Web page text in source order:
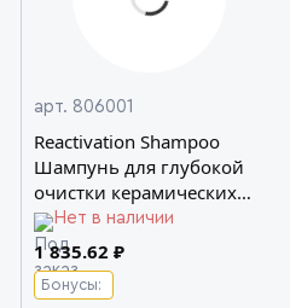
арт. 806001
Reactivation Shampoo
Шампунь для глубокой
очистки керамических
защитных покрытий
Koch Chemie
Нет в наличии
1 835.62 ₽
Бонусы: